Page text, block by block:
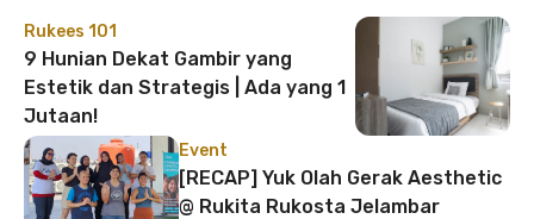
Rukees 101
9 Hunian Dekat Gambir yang
Estetik dan Strategis | Ada yang 1
Jutaan!
Event
[RECAP] Yuk Olah Gerak Aesthetic
@ Rukita Rukosta Jelambar